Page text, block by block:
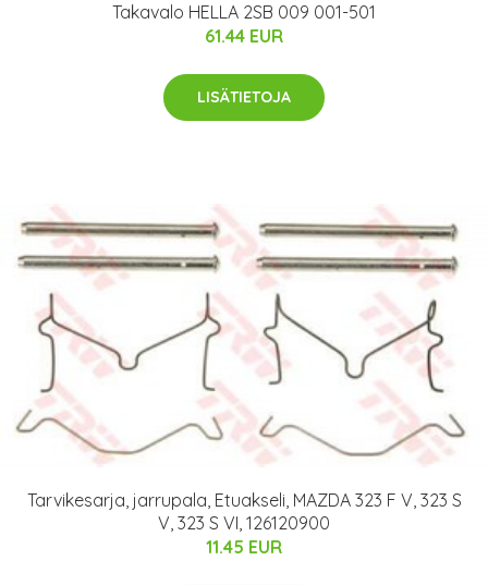
Takavalo HELLA 2SB 009 001-501
61.44 EUR
LISÄTIETOJA
Tarvikesarja, jarrupala, Etuakseli, MAZDA 323 F V, 323 S
V, 323 S VI, 126120900
11.45 EUR